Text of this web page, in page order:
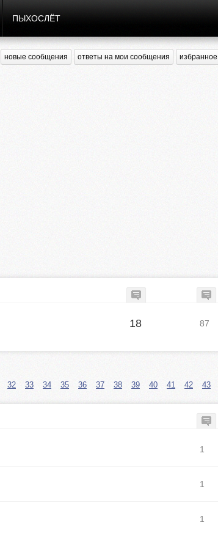
ПЫХОСЛЁТ
новые сообщения ответы на мои сообщения избранное
18 87
32 33 34 35 36 37 38 39 40 41 42 43
1
1
1